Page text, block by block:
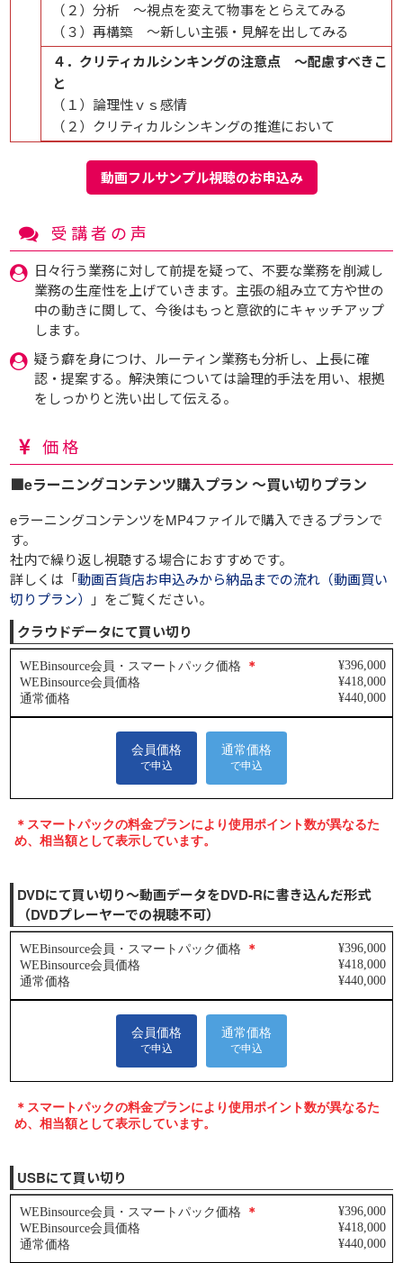
（２）分析 ～視点を変えて物事をとらえてみる
（３）再構築 ～新しい主張・見解を出してみる
４．クリティカルシンキングの注意点 ～配慮すべきこ
と
（１）論理性ｖｓ感情
（２）クリティカルシンキングの推進において
動画フルサンプル視聴のお申込み
受講者の声
日々行う業務に対して前提を疑って、不要な業務を削減し
業務の生産性を上げていきます。主張の組み立て方や世の
中の動きに関して、今後はもっと意欲的にキャッチアップ
します。
疑う癖を身につけ、ルーティン業務も分析し、上長に確
認・提案する。解決策については論理的手法を用い、根拠
をしっかりと洗い出して伝える。
価格
■eラーニングコンテンツ購入プラン ～買い切りプラン
eラーニングコンテンツをMP4ファイルで購入できるプランで
す。
社内で繰り返し視聴する場合におすすめです。
詳しくは「動画百貨店お申込みから納品までの流れ（動画買い
切りプラン）
」をご覧ください。
クラウドデータにて買い切り
DVDにて買い切り～動画データをDVD-Rに書き込んだ形式
（DVDプレーヤーでの視聴不可）
USBにて買い切り